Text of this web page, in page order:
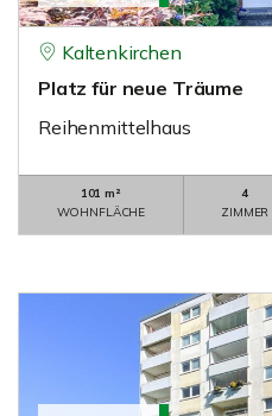
Kaltenkirchen
Platz für neue Träume
Reihenmittelhaus
101 m²
WOHNFLÄCHE
4
ZIMMER